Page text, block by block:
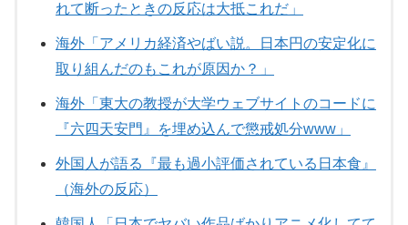
れて断ったときの反応は大抵これだ」
海外「アメリカ経済やばい説。日本円の安定化に
取り組んだのもこれが原因か？」
海外「東大の教授が大学ウェブサイトのコードに
『六四天安門』を埋め込んで懲戒処分www」
外国人が語る『最も過小評価されている日本食』
（海外の反応）